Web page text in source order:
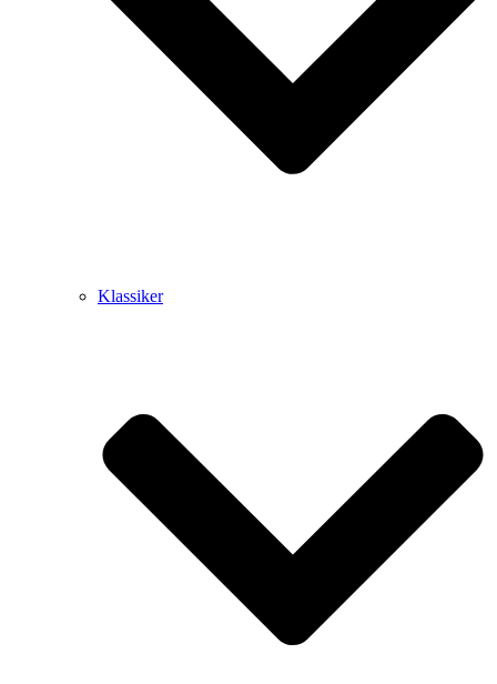
Klassiker